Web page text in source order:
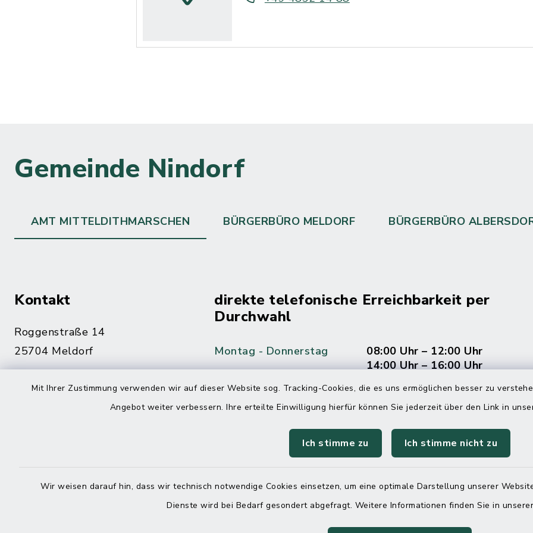
Mit Ihrer Zustimmung verwenden wir auf dieser Website sog. Tracking-Cookies, die es uns ermöglichen besser zu
Angebot weiter verbessern. Ihre erteilte Einwilligung hierfür können Sie jederzeit über den Link in
Ich stimme zu Ich stimme nicht zu
Wir weisen darauf hin, dass wir technisch notwendige Cookies einsetzen, um eine optimale Darstellung unserer
Dienste wird bei Bedarf gesondert abgefragt. Weitere Informationen finden Sie in
Gemeinde Nindorf
AMT MITTELDITHMARSCHEN BÜRGERBÜRO MELDORF BÜRGERBÜRO
Kontakt
Roggenstraße 14
25704 Meldorf
04832 6065-215
direkte telefonische Erreichbarkeit per
Durchwahl
Montag - Donnerstag
08:00 Uhr – 12:00 Uhr
14:00 Uhr – 16:00 Uhr
Freitag
08:00 Uhr – 12:00 Uhr
Online-Terminvereinbarung
Haben Sie ein dringendes Anliegen, finden aber online
keinen zeitnahen Termin? Rufen Sie uns gerne unter der
Telefonnummer 04832 6065 0 an!